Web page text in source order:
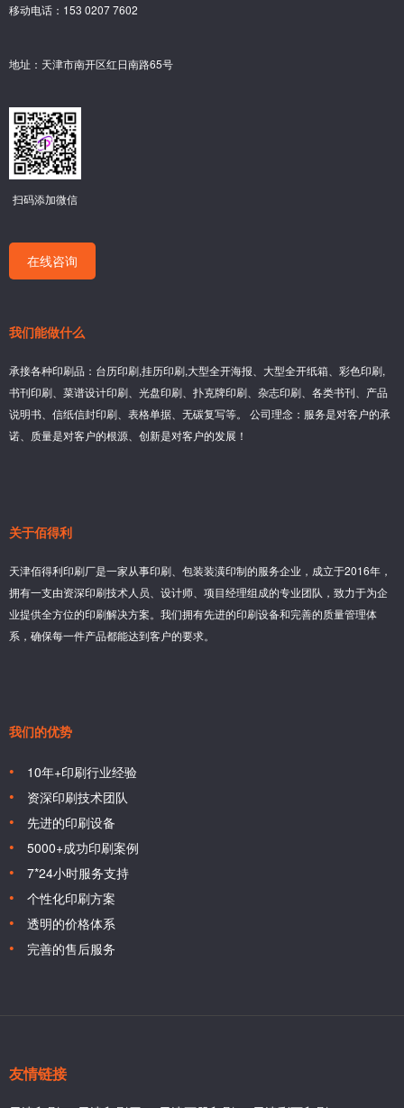
移动电话：153 0207 7602
地址：天津市南开区红日南路65号
扫码添加微信
在线咨询
我们能做什么
承接各种印刷品：台历印刷,挂历印刷,大型全开海报、大型全开纸箱、彩色印刷,
书刊印刷、菜谱设计印刷、光盘印刷、扑克牌印刷、杂志印刷、各类书刊、产品
说明书、信纸信封印刷、表格单据、无碳复写等。 公司理念：服务是对客户的承
诺、质量是对客户的根源、创新是对客户的发展！
关于佰得利
天津佰得利印刷厂是一家从事印刷、包装装潢印制的服务企业，成立于2016年，
拥有一支由资深印刷技术人员、设计师、项目经理组成的专业团队，致力于为企
业提供全方位的印刷解决方案。我们拥有先进的印刷设备和完善的质量管理体
系，确保每一件产品都能达到客户的要求。
我们的优势
10年+印刷行业经验
资深印刷技术团队
先进的印刷设备
5000+成功印刷案例
7*24小时服务支持
个性化印刷方案
透明的价格体系
完善的售后服务
友情链接